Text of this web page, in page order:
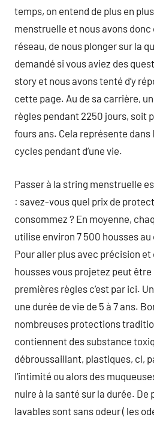
temps, on entend de plus en
menstruelle et nous avons donc
réseau, de nous plonger sur la
demandé si vous aviez des
story et nous avons tenté d’y
cette page. Au de sa carrière,
règles pendant 2250 jours, soit
fours ans. Cela représente
cycles pendant d’une vie.
Passer à la string menstruelle
: savez-vous quel prix de
consommez ? En moyenne,
utilise environ 7 500 housses
Pour aller plus avec précision et
housses vous projetez peut
premières règles c’est par ici.
une durée de vie de 5 à 7 ans.
nombreuses protections
contiennent des substance
débroussaillant, plastiques, cl,
l’intimité ou alors des
nuire à la santé sur la durée.
lavables sont sans odeur ( les